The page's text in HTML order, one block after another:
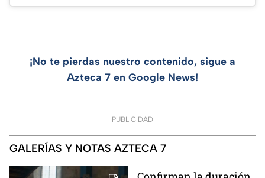
¡No te pierdas nuestro contenido, sigue a
Azteca 7 en Google News!
PUBLICIDAD
GALERÍAS Y NOTAS AZTECA 7